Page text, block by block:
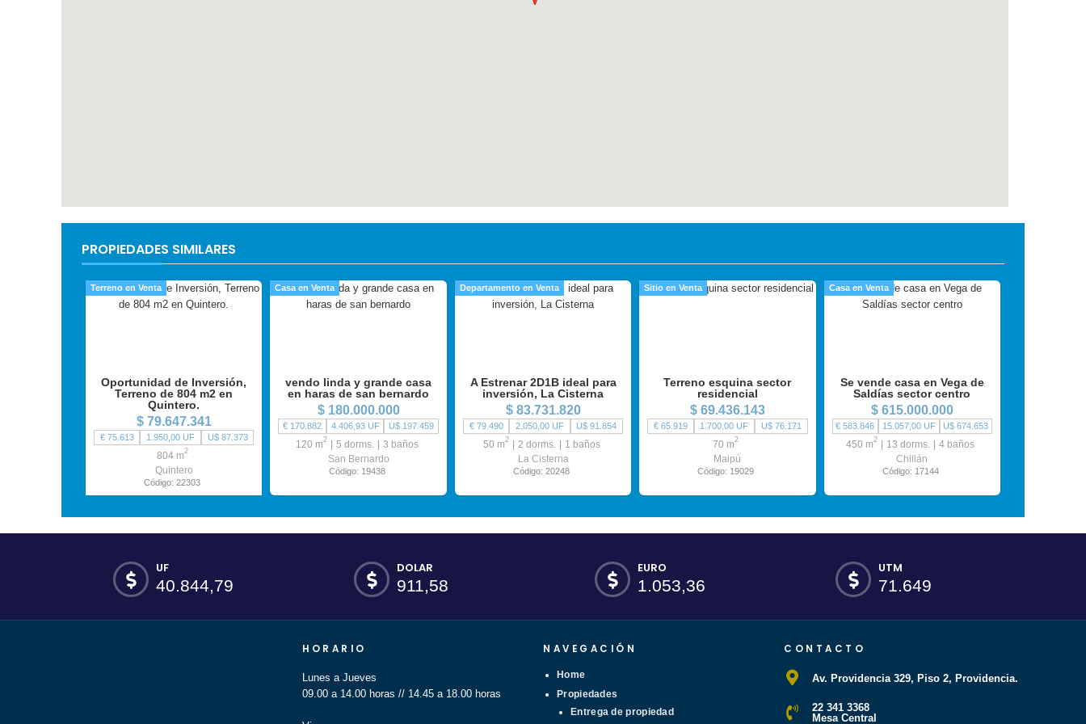
PROPIEDADES SIMILARES
Oportunidad de Inversión,
Terreno de 804 m2 en
Quintero.
$ 79.647.341
€ 75.613 1.950,00 UF U$ 87.373
804 m2
Terreno en Venta
Quintero
Código: 22303
vendo linda y grande casa
en haras de san bernardo
$ 180.000.000
€ 170.882 4.406,93 UF U$ 197.459
120 m2 5 dorms. 3 baños
Casa en Venta
San Bernardo
Código: 19438
A Estrenar 2D1B ideal para
inversión, La Cisterna
$ 83.731.820
€ 79.490 2.050,00 UF U$ 91.854
50 m2 2 dorms. 1 baños
Departamento en Venta
La Cisterna
Código: 20248
Terreno esquina sector
residencial
$ 69.436.143
€ 65.919 1.700,00 UF U$ 76.171
70 m2
Sitio en Venta
Maipú
Código: 19029
Se vende casa en Vega de
Saldías sector centro
$ 615.000.000
€ 583.846 15.057,00 UF U$ 674.653
450 m2 13 dorms. 4 baños
Casa en Venta
Chillán
Código: 17144
UF
40.844,79
DOLAR
911,58
EURO
1.053,36
UTM
71.649
HORARIO
Lunes a Jueves
09.00 a 14.00 horas // 14.45 a 18.00 horas
NAVEGACIÓN
Home
Propiedades
Entrega de propiedad
CONTACTO
Av. Providencia 329, Piso 2, Providencia.
22 341 3368
Mesa Central